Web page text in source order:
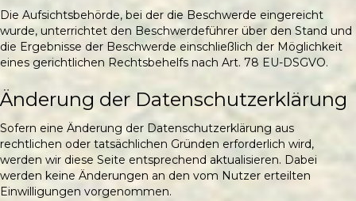
Die Aufsichtsbehörde, bei der die Beschwerde eingereicht
wurde, unterrichtet den Beschwerdeführer über den Stand und
die Ergebnisse der Beschwerde einschließlich der Möglichkeit
eines gerichtlichen Rechtsbehelfs nach Art. 78 EU-DSGVO.
Änderung der Datenschutzerklärung
Sofern eine Änderung der Datenschutzerklärung aus
rechtlichen oder tatsächlichen Gründen erforderlich wird,
werden wir diese Seite entsprechend aktualisieren. Dabei
werden keine Änderungen an den vom Nutzer erteilten
Einwilligungen vorgenommen.